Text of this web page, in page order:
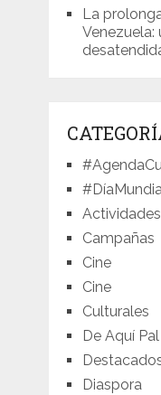
La
Venezuela:
Actividades
Campañas
Cine
Cine
Culturales
De Aquí
Diaspora